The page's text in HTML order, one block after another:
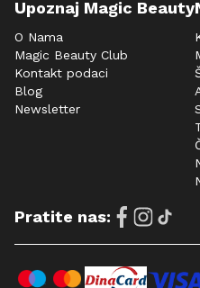
Upoznaj Magic Beauty
O Nama
Magic Beauty Club
Kontakt podaci
Blog
Newsletter
Pratite nas: